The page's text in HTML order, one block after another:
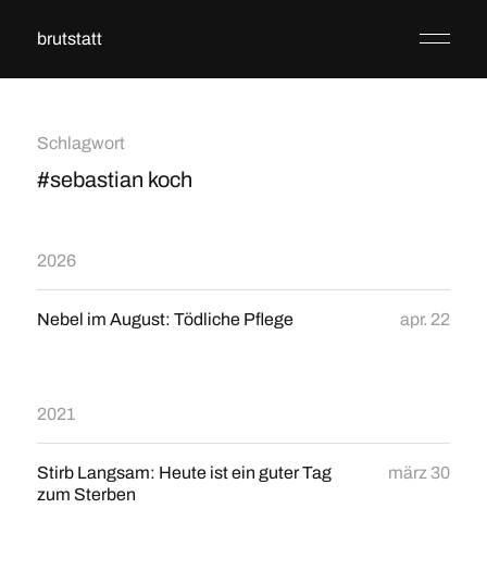
brutstatt
Schlagwort
#sebastian koch
2026
Nebel im August: Tödliche Pflege apr. 22
2021
Stirb Langsam: Heute ist ein guter Tag
zum Sterben
märz 30